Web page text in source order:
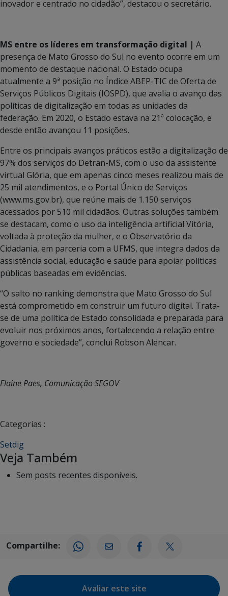
inovador e centrado no cidadão”, destacou o secretário.
MS entre os líderes em transformação digital | A
presença de Mato Grosso do Sul no evento ocorre em um
momento de destaque nacional. O Estado ocupa
atualmente a 9ª posição no Índice ABEP-TIC de Oferta de
Serviços Públicos Digitais (IOSPD), que avalia o avanço das
políticas de digitalização em todas as unidades da
federação. Em 2020, o Estado estava na 21ª colocação, e
desde então avançou 11 posições.
Entre os principais avanços práticos estão a digitalização de
97% dos serviços do Detran-MS, com o uso da assistente
virtual Glória, que em apenas cinco meses realizou mais de
25 mil atendimentos, e o Portal Único de Serviços
(www.ms.gov.br), que reúne mais de 1.150 serviços
acessados por 510 mil cidadãos. Outras soluções também
se destacam, como o uso da inteligência artificial Vitória,
voltada à proteção da mulher, e o Observatório da
Cidadania, em parceria com a UFMS, que integra dados da
assistência social, educação e saúde para apoiar políticas
públicas baseadas em evidências.
“O salto no ranking demonstra que Mato Grosso do Sul
está comprometido em construir um futuro digital. Trata-
se de uma política de Estado consolidada e preparada para
evoluir nos próximos anos, fortalecendo a relação entre
governo e sociedade”, conclui Robson Alencar.
Elaine Paes, Comunicação SEGOV
Categorias :
Setdig
Veja Também
Sem posts recentes disponíveis.
Compartilhe:
Avaliar este site